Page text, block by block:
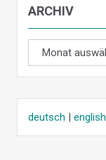
ARCHIV
Archiv
deutsch | english